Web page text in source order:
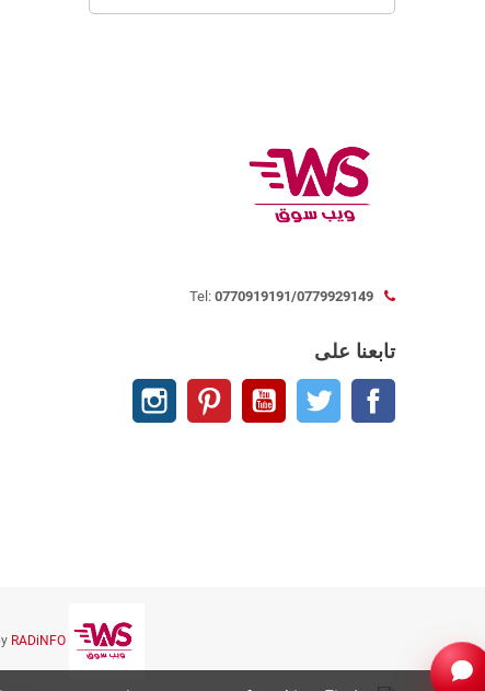
Tel: 0770919191/0779929149
تابعنا على
الفيسبوك تويتر يوتيوب بنترست
RADiNFO